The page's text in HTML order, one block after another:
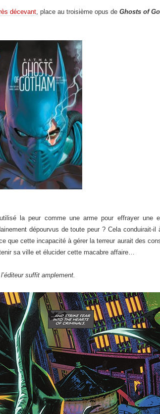
décevant, place au troisième opus de Ghosts of
la peur comme une arme pour effrayer une
dépourvus de toute peur ? Cela conduirait-
que cette incapacité à gérer la terreur aurait des
sa ville et élucider cette macabre affaire…
suffit amplement.